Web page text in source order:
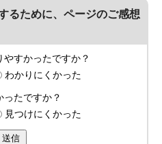
るために、ページのご感想
やすかったですか？
わかりにくかった
ったですか？
見つけにくかった
送信